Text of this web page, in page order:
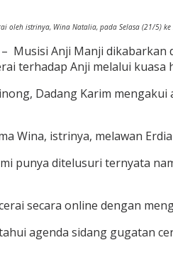
oleh istrinya, Wina Natalia, pada Selasa (21/5)
– Musisi Anji Manji dikabarkan
terhadap Anji melalui kuasa
Dadang Karim
Wina, istrinya, melawan
punya ditelusuri ternyata
secara online dengan
agenda sidang gugatan